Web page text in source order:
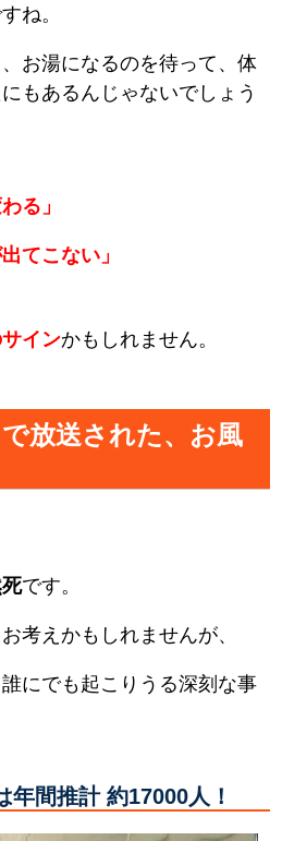
ね。
お湯になるのを待って、体
もあるんじゃないでしょう
る」
てこない」
インかもしれません。
放送された、お風
です。
考えかもしれませんが、
にでも起こりうる深刻な事
年間推計 約17000人！